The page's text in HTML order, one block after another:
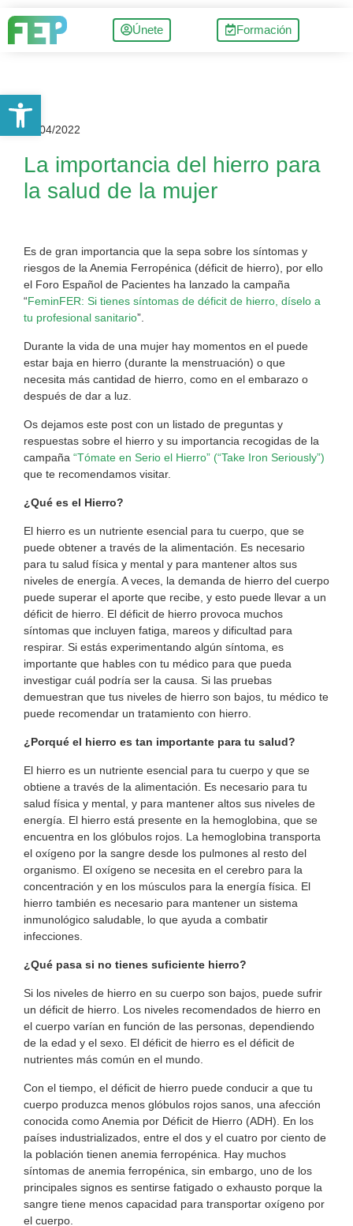
Únete Formación
04/04/2022
La importancia del hierro para
la salud de la mujer
Es de gran importancia que la sepa sobre los síntomas y
riesgos de la Anemia Ferropénica (déficit de hierro), por ello
el Foro Español de Pacientes ha lanzado la campaña
“FeminFER: Si tienes síntomas de déficit de hierro, díselo a
tu profesional sanitario”.
Durante la vida de una mujer hay momentos en el puede
estar baja en hierro (durante la menstruación) o que
necesita más cantidad de hierro, como en el embarazo o
después de dar a luz.
Os dejamos este post con un listado de preguntas y
respuestas sobre el hierro y su importancia recogidas de la
campaña “Tómate en Serio el Hierro” (“Take Iron Seriously”)
que te recomendamos visitar.
¿Qué es el Hierro?
El hierro es un nutriente esencial para tu cuerpo, que se
puede obtener a través de la alimentación. Es necesario
para tu salud física y mental y para mantener altos sus
niveles de energía. A veces, la demanda de hierro del cuerpo
puede superar el aporte que recibe, y esto puede llevar a un
déficit de hierro. El déficit de hierro provoca muchos
síntomas que incluyen fatiga, mareos y dificultad para
respirar. Si estás experimentando algún síntoma, es
importante que hables con tu médico para que pueda
investigar cuál podría ser la causa. Si las pruebas
demuestran que tus niveles de hierro son bajos, tu médico te
puede recomendar un tratamiento con hierro.
¿Porqué el hierro es tan importante para tu salud?
El hierro es un nutriente esencial para tu cuerpo y que se
obtiene a través de la alimentación. Es necesario para tu
salud física y mental, y para mantener altos sus niveles de
energía. El hierro está presente en la hemoglobina, que se
encuentra en los glóbulos rojos. La hemoglobina transporta
el oxígeno por la sangre desde los pulmones al resto del
organismo. El oxígeno se necesita en el cerebro para la
concentración y en los músculos para la energía física. El
hierro también es necesario para mantener un sistema
inmunológico saludable, lo que ayuda a combatir
infecciones.
¿Qué pasa si no tienes suficiente hierro?
Si los niveles de hierro en su cuerpo son bajos, puede sufrir
un déficit de hierro. Los niveles recomendados de hierro en
el cuerpo varían en función de las personas, dependiendo
de la edad y el sexo. El déficit de hierro es el déficit de
nutrientes más común en el mundo.
Con el tiempo, el déficit de hierro puede conducir a que tu
cuerpo produzca menos glóbulos rojos sanos, una afección
conocida como Anemia por Déficit de Hierro (ADH). En los
países industrializados, entre el dos y el cuatro por ciento de
la población tienen anemia ferropénica. Hay muchos
síntomas de anemia ferropénica, sin embargo, uno de los
principales signos es sentirse fatigado o exhausto porque la
sangre tiene menos capacidad para transportar oxígeno por
el cuerpo.
Abrir barra de herramientas